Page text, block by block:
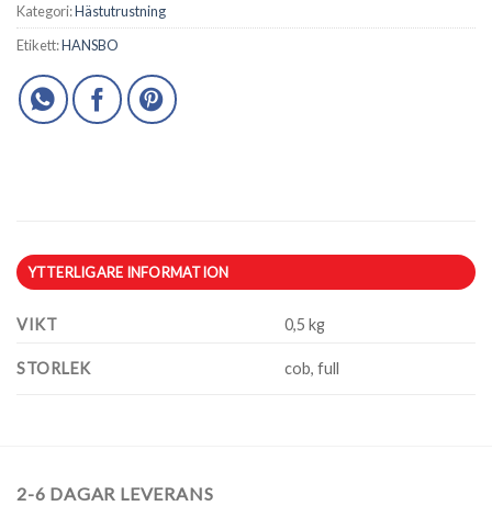
Kategori:Hästutrustning
Etikett:HANSBO
YTTERLIGARE INFORMATION
VIKT 0,5 kg
STORLEK cob, full
2-6 DAGAR LEVERANS